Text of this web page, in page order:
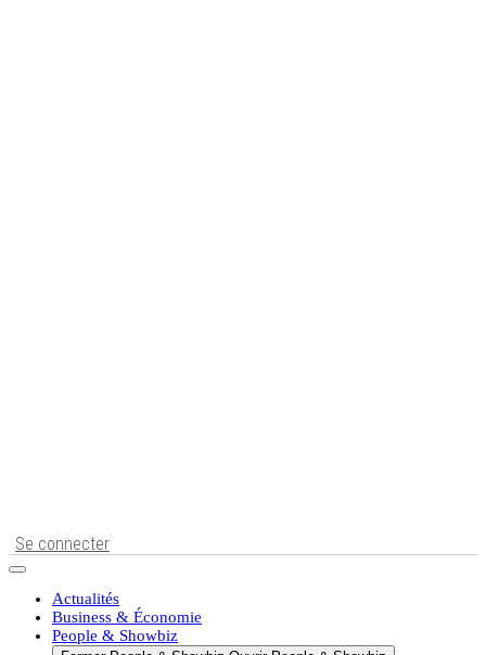
Se connecter
Actualités
Business & Économie
People & Showbiz